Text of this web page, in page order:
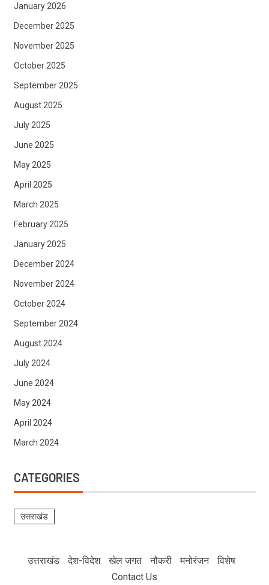
January 2026
December 2025
November 2025
October 2025
September 2025
August 2025
July 2025
June 2025
May 2025
April 2025
March 2025
February 2025
January 2025
December 2024
November 2024
October 2024
September 2024
August 2024
July 2024
June 2024
May 2024
April 2024
March 2024
CATEGORIES
उत्तराखंड
उत्तराखंड देश-विदेश खेल जगत नौकरी मनोरंजन
विशेष
Contact Us